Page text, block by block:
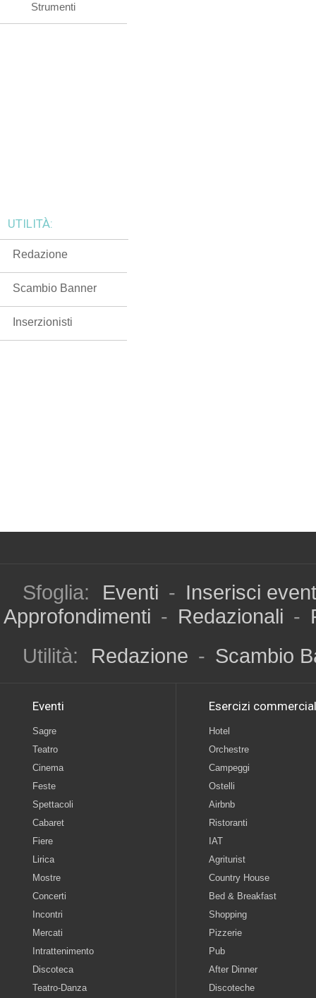
Strumenti
UTILITÀ:
Redazione
Scambio Banner
Inserzionisti
Sfoglia: Eventi - Inserisci
Approfondimenti - Redazionali -
Utilità:
Redazione - Scambio
Eventi
Sagre
Teatro
Cinema
Feste
Spettacoli
Cabaret
Fiere
Lirica
Mostre
Concerti
Incontri
Mercati
Intrattenimento
Discoteca
Teatro-Danza
Esercizi
Hotel
Orchestre
Campeggi
Ostelli
Airbnb
Ristoranti
IAT
Agriturist
Country House
Bed & Breakfast
Shopping
Pizzerie
Pub
After Dinner
Discoteche